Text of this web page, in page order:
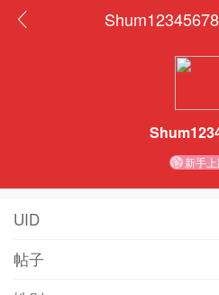
新手
UID
帖子